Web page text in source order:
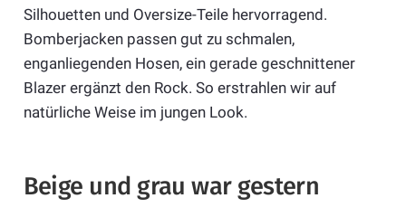
Silhouetten und Oversize-Teile hervorragend.
Bomberjacken passen gut zu schmalen,
enganliegenden Hosen, ein gerade geschnittener
Blazer ergänzt den Rock. So erstrahlen wir auf
natürliche Weise im jungen Look.
Beige und grau war gestern